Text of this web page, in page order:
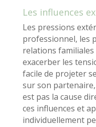
Les influences
Les pressions
professionnel, les
relations
exacerber les
facile de projeter
sur son partenaire,
est pas la cause
ces influences et
individuellement